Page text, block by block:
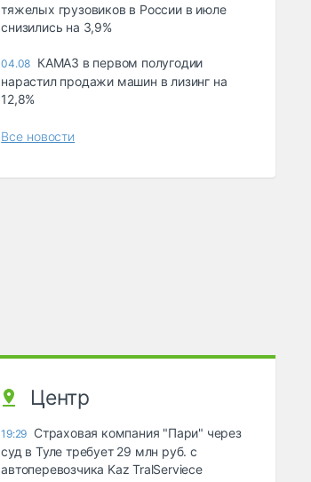
тяжелых грузовиков в России в июле
снизились на 3,9%
04.08 КАМАЗ в первом полугодии
нарастил продажи машин в лизинг на
12,8%
Все новости
Центр
19:29 Страховая компания "Пари" через
суд в Туле требует 29 млн руб. с
автоперевозчика Kaz TralServiece